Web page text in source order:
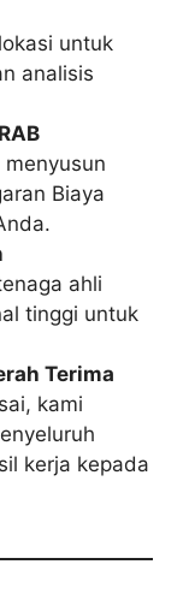
untuk
analisis
Biaya
ahli
tinggi untuk
Terima
kami
kerja kepada